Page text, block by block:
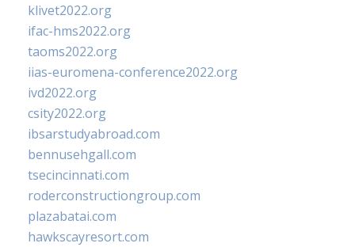
klivet2022.org
ifac-hms2022.org
taoms2022.org
iias-euromena-conference2022.org
ivd2022.org
csity2022.org
ibsarstudyabroad.com
bennusehgall.com
tsecincinnati.com
roderconstructiongroup.com
plazabatai.com
hawkscayresort.com